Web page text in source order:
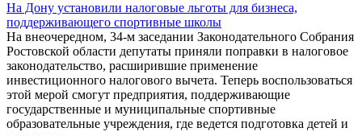
На Дону установили налоговые льготы для бизнеса,
поддерживающего спортивные школы
На внеочередном, 34-м заседании Законодательного Собрания
Ростовской области депутаты приняли поправки в налоговое
законодательство, расширившие применение
инвестиционного налогового вычета. Теперь воспользоваться
этой мерой смогут предприятия, поддерживающие
государственные и муниципальные спортивные
образовательные учреждения, где ведется подготовка детей и